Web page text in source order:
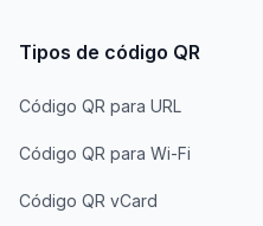
Tipos de código QR
Código QR para URL
Código QR para Wi-Fi
Código QR vCard